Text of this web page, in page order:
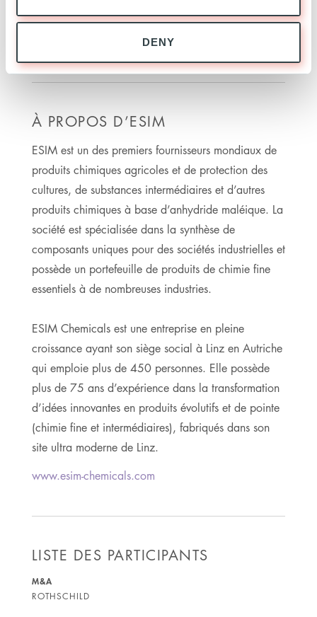
DENY
Suivre Ardian sur Twitter @Ardian
À PROPOS D’ESIM
ESIM est un des premiers fournisseurs mondiaux de
produits chimiques agricoles et de protection des
cultures, de substances intermédiaires et d’autres
produits chimiques à base d’anhydride maléique. La
société est spécialisée dans la synthèse de
composants uniques pour des sociétés industrielles et
possède un portefeuille de produits de chimie fine
essentiels à de nombreuses industries.
ESIM Chemicals est une entreprise en pleine
croissance ayant son siège social à Linz en Autriche
qui emploie plus de 450 personnes. Elle possède
plus de 75 ans d’expérience dans la transformation
d’idées innovantes en produits évolutifs et de pointe
(chimie fine et intermédiaires), fabriqués dans son
site ultra moderne de Linz.
www.esim-chemicals.com
LISTE DES PARTICIPANTS
M&A
ROTHSCHILD